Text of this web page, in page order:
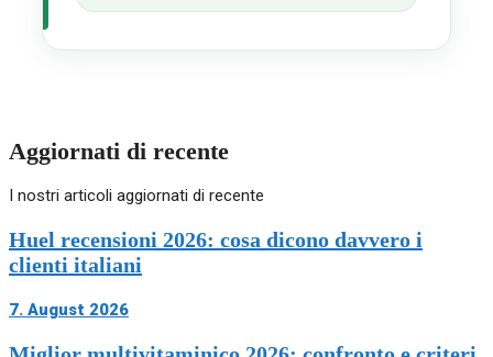
Aggiornati di recente
I nostri articoli aggiornati di recente
Huel recensioni 2026: cosa dicono davvero i
clienti italiani
7. August 2026